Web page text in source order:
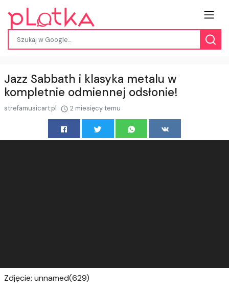
Jazz Sabbath i klasyka metalu w
kompletnie odmiennej odsłonie!
strefamusicart.pl 2 miesięcy temu
Zdjęcie: unnamed(629)